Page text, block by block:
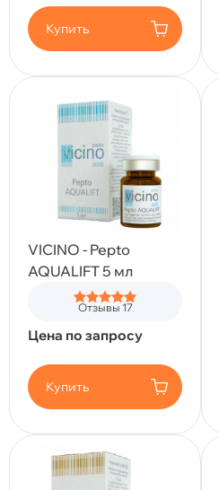
Купить
VICINO - Pepto
AQUALIFT 5 мл
Отзывы 17
Цена по запросу
Купить